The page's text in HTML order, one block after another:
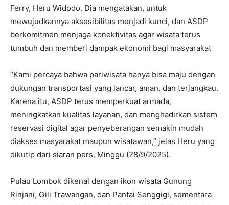
Ferry, Heru Widodo. Dia mengatakan, untuk
mewujudkannya aksesibilitas menjadi kunci, dan ASDP
berkomitmen menjaga konektivitas agar wisata terus
tumbuh dan memberi dampak ekonomi bagi masyarakat
“Kami percaya bahwa pariwisata hanya bisa maju dengan
dukungan transportasi yang lancar, aman, dan terjangkau.
Karena itu, ASDP terus memperkuat armada,
meningkatkan kualitas layanan, dan menghadirkan sistem
reservasi digital agar penyeberangan semakin mudah
diakses masyarakat maupun wisatawan,” jelas Heru yang
dikutip dari siaran pers, Minggu (28/9/2025).
Pulau Lombok dikenal dengan ikon wisata Gunung
Rinjani, Gili Trawangan, dan Pantai Senggigi, sementara